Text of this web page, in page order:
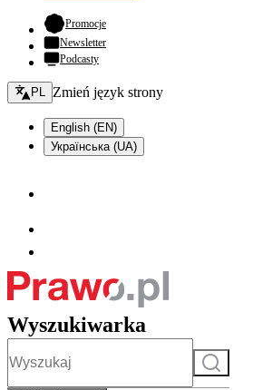
Promocje- otwiera się w nowej karcie
Newsletter
Podcasty
Zmień język - bieżący:
PL Zmień język strony
English (EN)
Українська (UA)
Wyszukiwarka
Szukaj